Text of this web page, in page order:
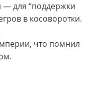
— для “поддержки
в косоворотки.
что помнил